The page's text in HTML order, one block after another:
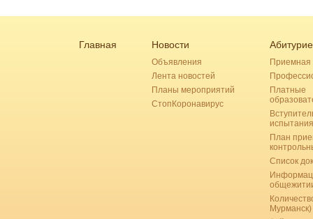
Главная Новости
Объявления
Лента новостей
Планы мероприятий
СтопКоронавирус
Приемная
Платные
испытания
План
Список
Мурманск)